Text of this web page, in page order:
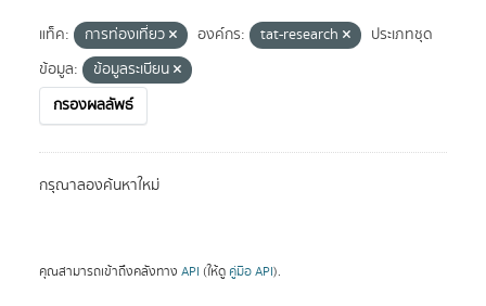
แท็ค: การท่องเที่ยว องค์กร: tat-research
ประเภทชุด
ข้อมูล:
ข้อมูลระเบียน
กรองผลลัพธ์
กรุณาลองค้นหาใหม่
คุณสามารถเข้าถึงคลังทาง API (ให้ดู คู่มือ API).